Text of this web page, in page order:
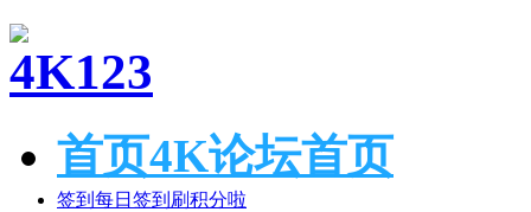
首页4K论坛首页
签到 每日签到刷积分啦